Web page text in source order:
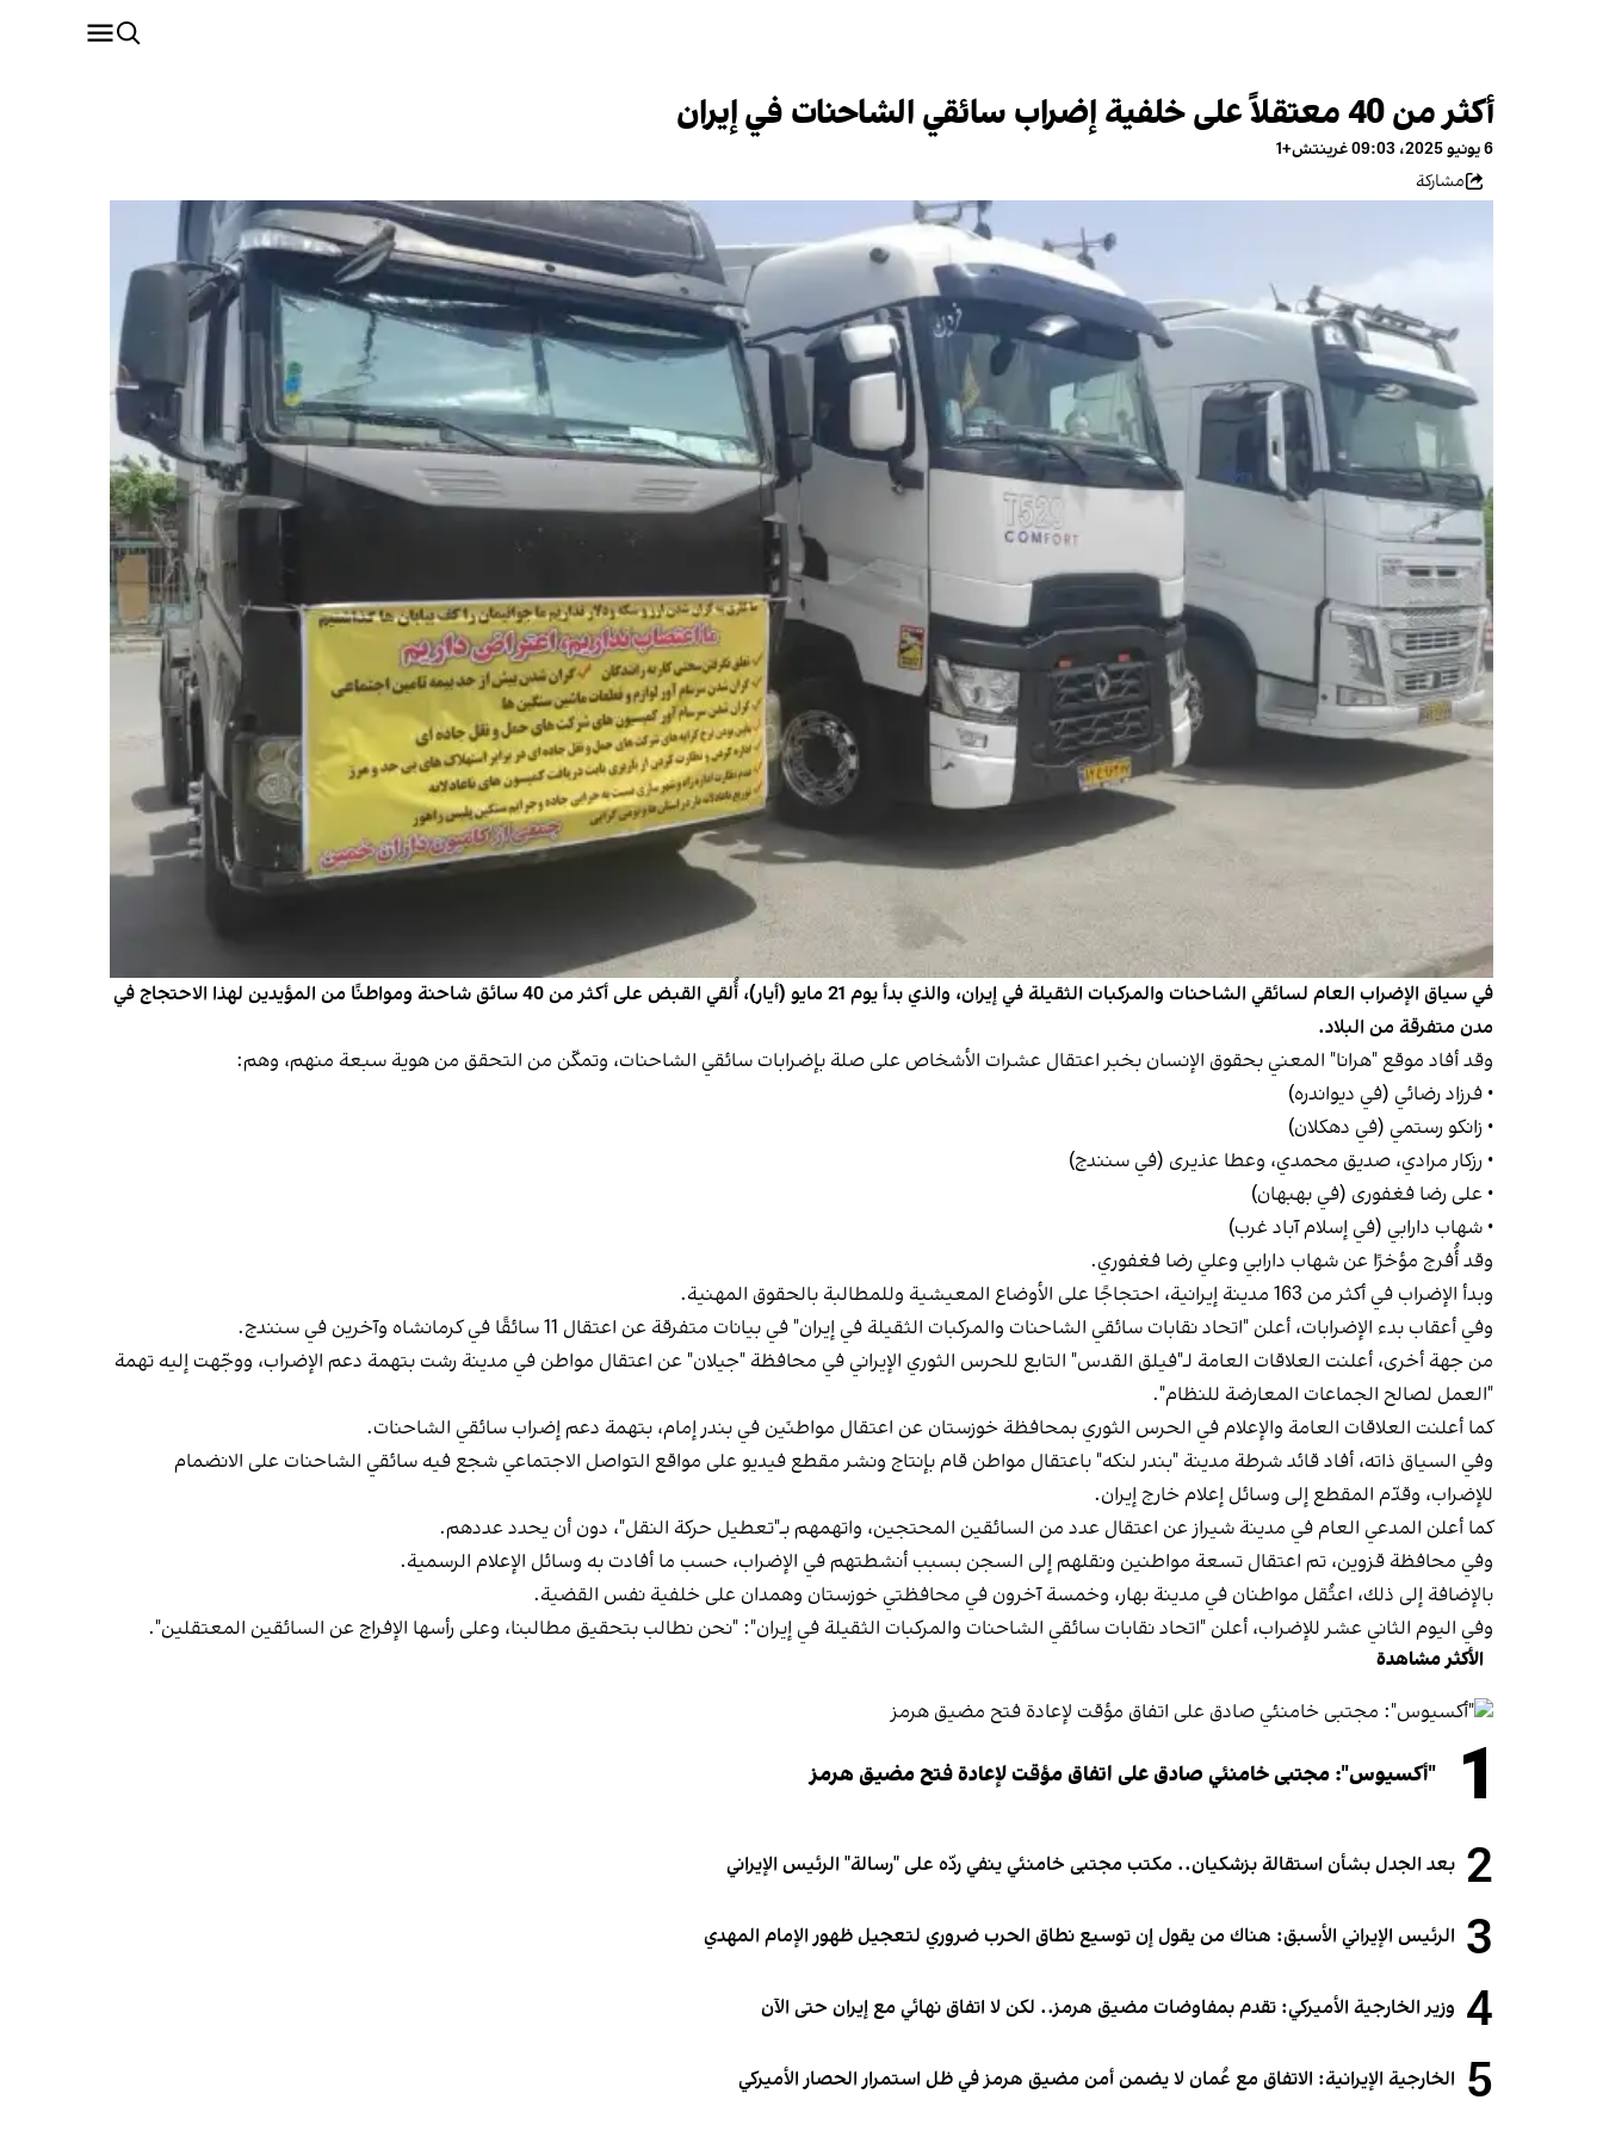
أكثر من 40 معتقلاً على خلفية إضراب سائقي الشاحنات في إيران
6 يونيو 2025، 09:03 غرينتش+1
مشاركة
في سياق الإضراب العام لسائقي الشاحنات والمركبات الثقيلة في إيران، والذي بدأ يوم 21 مايو (أيار)، أُلقي القبض على أكثر من 40 سائق شاحنة ومواطنًا من المؤيدين لهذا الاحتجاج في
مدن متفرقة من البلاد.
وقد أفاد موقع "هرانا" المعني بحقوق الإنسان بخبر اعتقال عشرات الأشخاص على صلة بإضرابات سائقي الشاحنات، وتمكّن من التحقق من هوية سبعة منهم، وهم:
• فرزاد رضائي (في ديواندره)
• زانكو رستمي (في دهكلان)
• رزكار مرادي، صدیق محمدي، وعطا عذیری (في سنندج)
• علی رضا فغفوری (في بهبهان)
• شهاب دارابي (في إسلام‌ آباد غرب)
وقد أُفرج مؤخرًا عن شهاب دارابي وعلي رضا فغفوري.
وبدأ الإضراب في أكثر من 163 مدينة إيرانية، احتجاجًا على الأوضاع المعيشية وللمطالبة بالحقوق المهنية.
وفي أعقاب بدء الإضرابات، أعلن "اتحاد نقابات سائقي الشاحنات والمركبات الثقيلة في إيران" في بيانات متفرقة عن اعتقال 11 سائقًا في كرمانشاه وآخرين في سنندج.
من جهة أخرى، أعلنت العلاقات العامة لـ"فيلق القدس" التابع للحرس الثوري الإيراني في محافظة "جيلان" عن اعتقال مواطن في مدينة رشت بتهمة دعم الإضراب، ووجّهت إليه تهمة
"العمل لصالح الجماعات المعارضة للنظام".
كما أعلنت العلاقات العامة والإعلام في الحرس الثوري بمحافظة خوزستان عن اعتقال مواطنَين في بندر إمام، بتهمة دعم إضراب سائقي الشاحنات.
وفي السياق ذاته، أفاد قائد شرطة مدينة "بندر لنكه" باعتقال مواطن قام بإنتاج ونشر مقطع فيديو على مواقع التواصل الاجتماعي شجع فيه سائقي الشاحنات على الانضمام
للإضراب، وقدّم المقطع إلى وسائل إعلام خارج إيران.
كما أعلن المدعي العام في مدينة شيراز عن اعتقال عدد من السائقين المحتجين، واتهمهم بـ"تعطيل حركة النقل"، دون أن يحدد عددهم.
وفي محافظة قزوين، تم اعتقال تسعة مواطنين ونقلهم إلى السجن بسبب أنشطتهم في الإضراب، حسب ما أفادت به وسائل الإعلام الرسمية.
بالإضافة إلى ذلك، اعتُقل مواطنان في مدينة بهار، وخمسة آخرون في محافظتي خوزستان وهمدان على خلفية نفس القضية.
وفي اليوم الثاني عشر للإضراب، أعلن "اتحاد نقابات سائقي الشاحنات والمركبات الثقيلة في إيران": "نحن نطالب بتحقيق مطالبنا، وعلى رأسها الإفراج عن السائقين المعتقلين".
الأكثر مشاهدة
1 "أكسيوس": مجتبى خامنئي صادق على اتفاق مؤقت لإعادة فتح مضيق هرمز
2 بعد الجدل بشأن استقالة بزشكيان.. مكتب مجتبى خامنئي ينفي ردّه على "رسالة" الرئيس الإيراني
3 الرئيس الإيراني الأسبق: هناك من يقول إن توسيع نطاق الحرب ضروري لتعجيل ظهور الإمام المهدي
4 وزير الخارجية الأميركي: تقدم بمفاوضات مضيق هرمز.. لكن لا اتفاق نهائي مع إيران حتى الآن
5 الخارجية الإيرانية: الاتفاق مع عُمان لا يضمن أمن مضيق هرمز في ظل استمرار الحصار الأميركي